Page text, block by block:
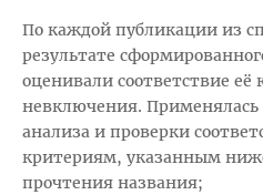
По каждой публикации из
результате
оценивали соответствие
невключения.
анализа и проверки
критериям, указанным
прочтения названия;